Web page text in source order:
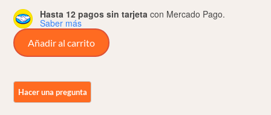
Hasta 12 pagos sin tarjeta con Mercado Pago.
Saber más
Respaldo
Cojin
Bagger
Para
Añadir al carrito